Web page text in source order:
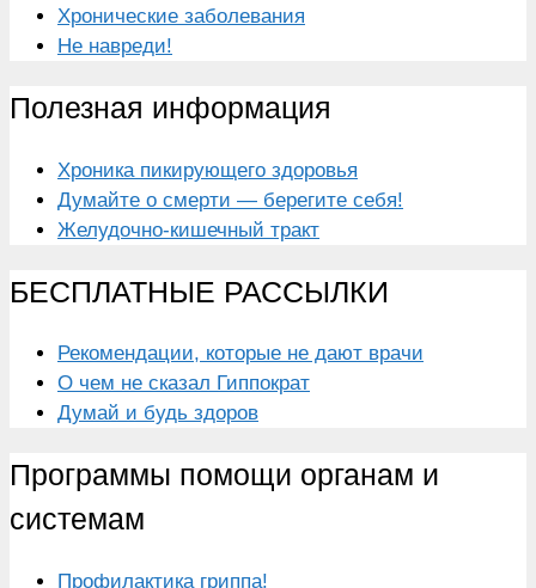
Хронические заболевания
Не навреди!
Полезная информация
Хроника пикирующего здоровья
Думайте о смерти — берегите себя!
Желудочно-кишечный тракт
БЕСПЛАТНЫЕ РАССЫЛКИ
Рекомендации, которые не дают врачи
О чем не сказал Гиппократ
Думай и будь здоров
Программы помощи органам и
системам
Профилактика гриппа!